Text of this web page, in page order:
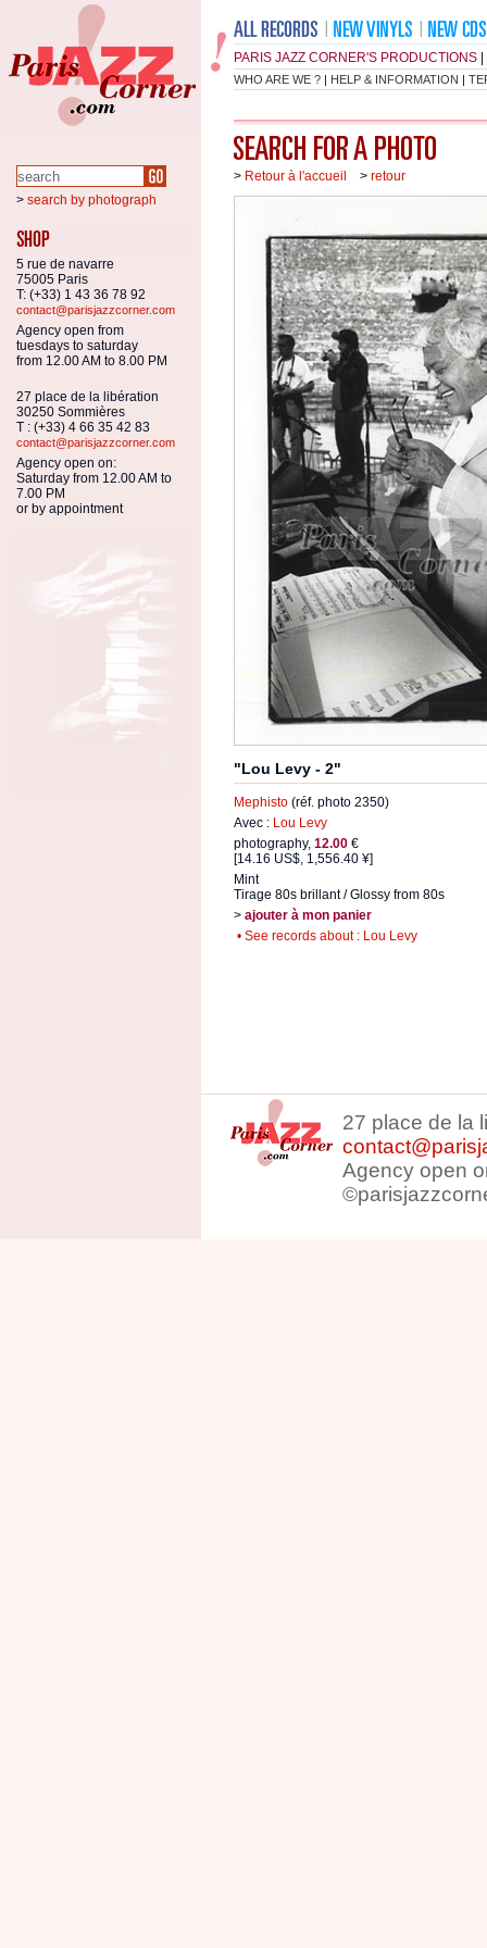
PARIS JAZZ CORNER'S PRODUCTIONS
WHO ARE WE ? | HELP & INFORMATION |
> search by photograph
5 rue de navarre
75005 Paris
T: (+33) 1 43 36 78 92
contact@parisjazzcorner.com
Agency open from
tuesdays to saturday
from 12.00 AM to 8.00 PM
27 place de la libération
30250 Sommières
T : (+33) 4 66 35 42 83
contact@parisjazzcorner.com
Agency open on:
Saturday from 12.00 AM to
7.00 PM
or by appointment
> Retour à l'accueil > retour
"Lou Levy - 2"
Mephisto (réf. photo 2350)
Avec : Lou Levy
photography, 12.00 €
[14.16 US$, 1,556.40 ¥]
Mint
Tirage 80s brillant / Glossy from 80s
> ajouter à mon panier
• See records about : Lou Levy
27 place de la
Agency open